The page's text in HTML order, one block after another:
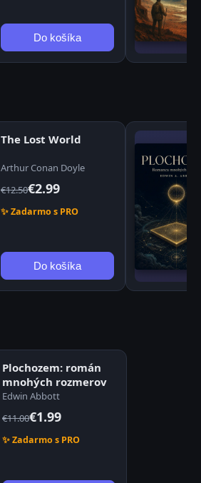
Do košíka
The Lost World
Arthur Conan Doyle
€12.50€2.99
✨ Zadarmo s PRO
Do košíka
Plochozem: román
mnohých rozmerov
Edwin Abbott
€11.00€1.99
✨ Zadarmo s PRO